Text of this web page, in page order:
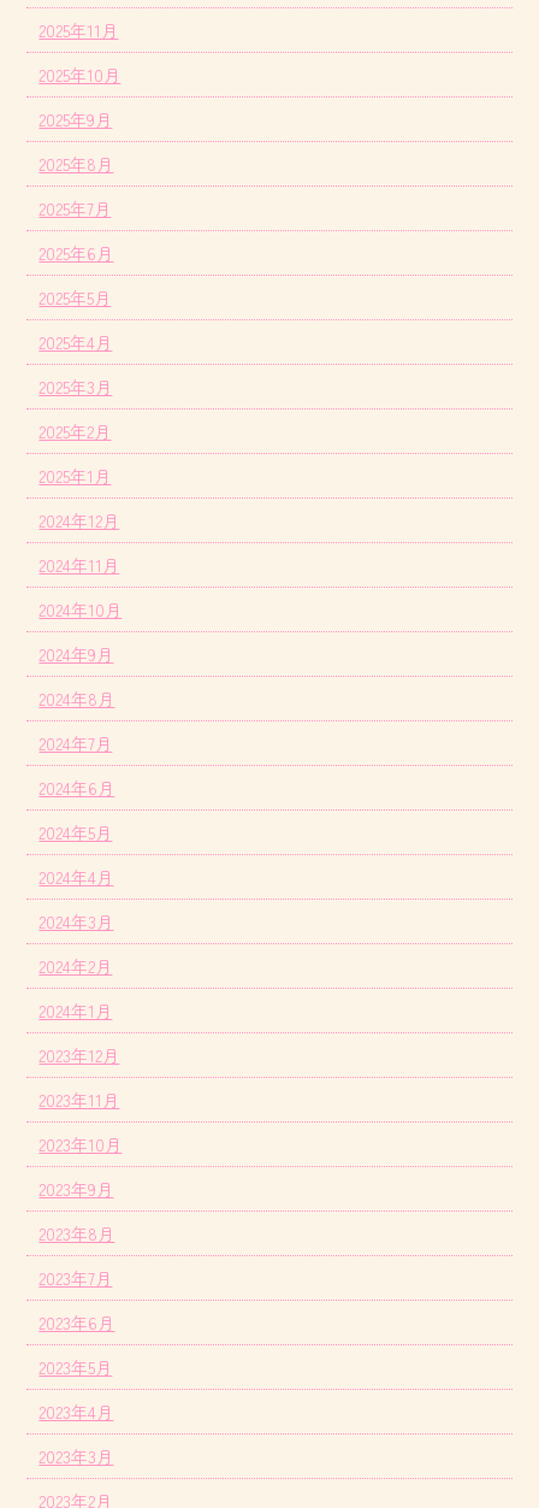
2025年11月
2025年10月
2025年9月
2025年8月
2025年7月
2025年6月
2025年5月
2025年4月
2025年3月
2025年2月
2025年1月
2024年12月
2024年11月
2024年10月
2024年9月
2024年8月
2024年7月
2024年6月
2024年5月
2024年4月
2024年3月
2024年2月
2024年1月
2023年12月
2023年11月
2023年10月
2023年9月
2023年8月
2023年7月
2023年6月
2023年5月
2023年4月
2023年3月
2023年2月